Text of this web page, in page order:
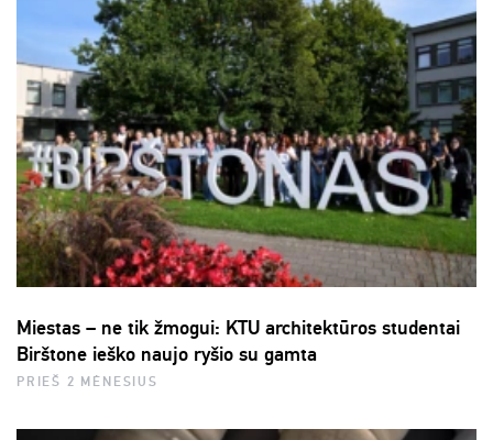
Miestas – ne tik žmogui: KTU architektūros studentai
Birštone ieško naujo ryšio su gamta
PRIEŠ 2 MĖNESIUS